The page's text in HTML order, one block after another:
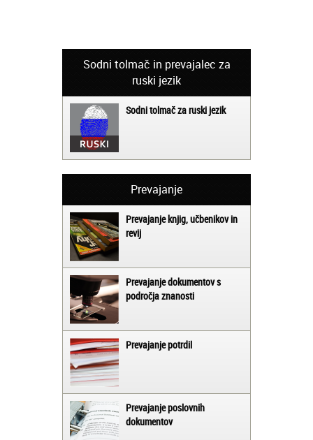
Sodni tolmač in prevajalec za
ruski jezik
Sodni tolmač za ruski jezik
Prevajanje
Prevajanje knjig, učbenikov in
revij
Prevajanje dokumentov s
področja znanosti
Prevajanje potrdil
Prevajanje poslovnih
dokumentov